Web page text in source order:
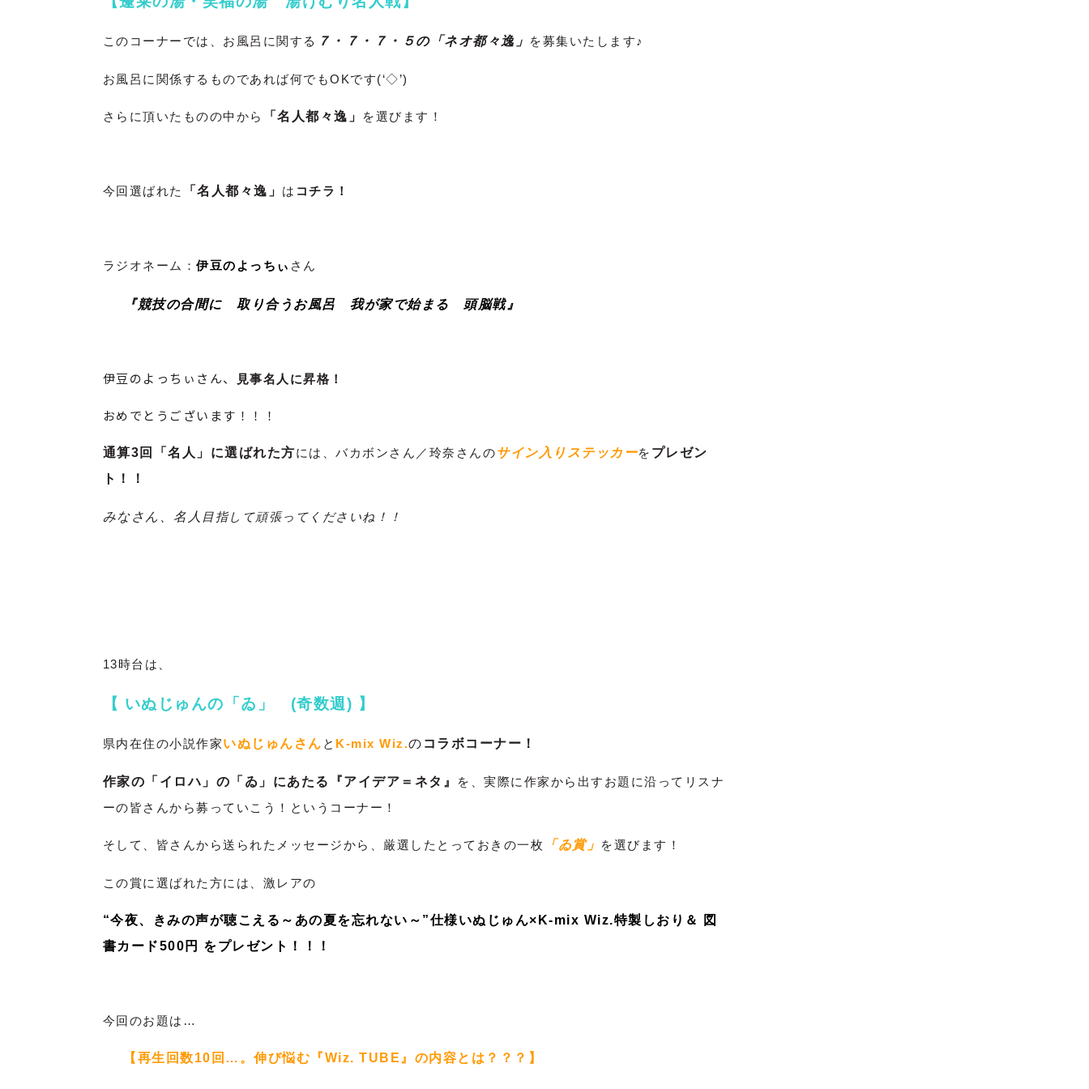
このコーナーでは、お風呂に関する ７・７・７・５の「ネオ都々逸」 を募集いたします♪
お風呂に関係するものであれば何でもOKです(‘◇’)ゞ
さらに頂いたものの中から 「名人都々逸」 を選びます！
今回選ばれた 「名人都々逸」 は コチラ！
ラジオネーム： 伊豆のよっちぃ さん
『競技の合間に 取り合うお風呂 我が家で始まる 頭脳戦』
伊豆のよっちぃさん、 見事名人に昇格！
おめでとうございます！！！
通算3回「名人」に選ばれた方には、バカボンさん／玲奈さんのサイン入りステッカーを プレゼン
ト！！
みなさん、名人 目指して頑張ってくださいね！！
13時台は、
【 いぬじゅんの「ゐ」 (奇数週) 】
県内在住の小説作家いぬじゅんさん と K-mix Wiz.の コラボコーナー！
作家の「イロハ」の「ゐ」にあたる『アイデア＝ネタ』
を、実際に作家から出すお題に沿ってリスナ
ーの皆さんから募っていこう！というコーナー！
そして、皆さんから送られたメッセージから、厳選したとっておきの一枚 「ゐ賞」 を選びます！
この賞に選ばれた方には、激レアの
“今夜、きみの声が聴こえる～あの夏を忘れない～”仕様いぬじゅん×K-mix Wiz.特製しおり＆ 図
書カード500円 をプレゼント！！！
今回のお題は…
【再生回数10回…。伸び悩む『Wiz. TUBE』の内容とは？？？】